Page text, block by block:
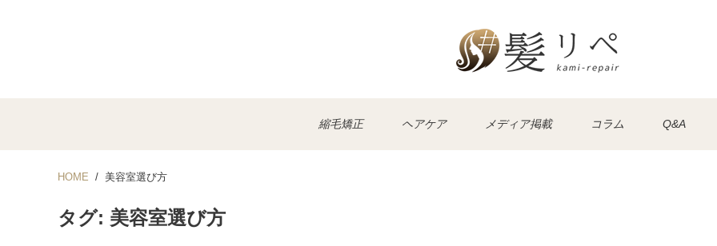
縮毛矯正 ヘアケア メディア掲載 コラム Q&A
HOME 美容室選び方
タグ: 美容室選び方